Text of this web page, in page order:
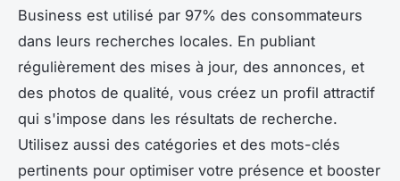
Business est utilisé par 97% des consommateurs
dans leurs recherches locales. En publiant
régulièrement des mises à jour, des annonces, et
des photos de qualité, vous créez un profil attractif
qui s'impose dans les résultats de recherche.
Utilisez aussi des catégories et des mots-clés
pertinents pour optimiser votre présence et booster